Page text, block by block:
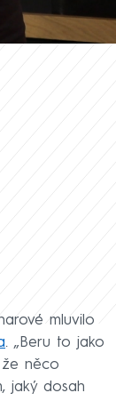
NEWS.
mluvilo
. „Beru to jako
že něco
jaký dosah